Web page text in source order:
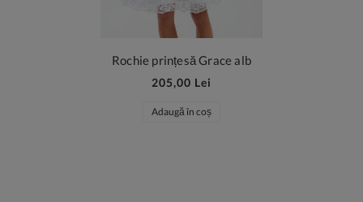
Rochie prințesă Grace alb
205,00 Lei
Adaugă în coș